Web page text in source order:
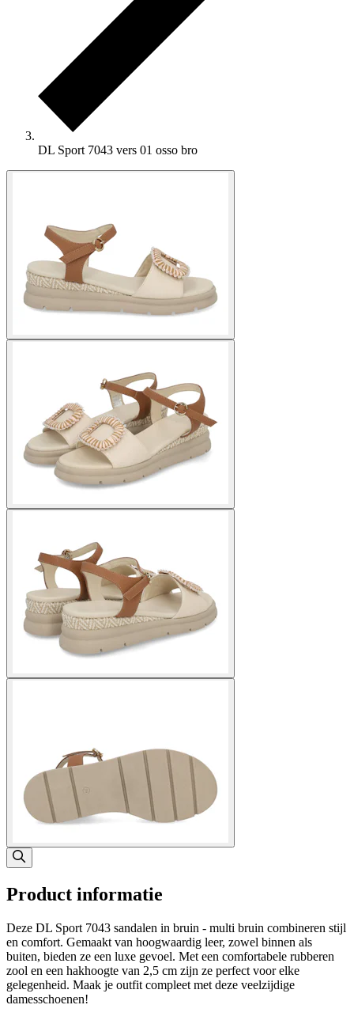
DL Sport 7043 vers 01 osso bro
Product informatie
Deze DL Sport 7043 sandalen in bruin - multi bruin combineren stijl
en comfort. Gemaakt van hoogwaardig leer, zowel binnen als
buiten, bieden ze een luxe gevoel. Met een comfortabele rubberen
zool en een hakhoogte van 2,5 cm zijn ze perfect voor elke
gelegenheid. Maak je outfit compleet met deze veelzijdige
damesschoenen!